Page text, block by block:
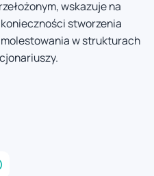
wskazuje na
stworzenia
w strukturach